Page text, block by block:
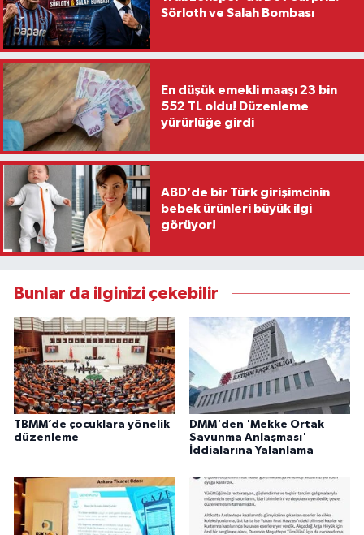
Sörloth ve Salah Bombası
En düşük emekli maaşı 23 bin
552 TL oldu! Düzenleme
yürürlüğe girdi
ABD’de bir Türk girişimcinin
bebek ürünleri büyük ilgi
görüyor!
Bunlar da ilginizi çekebilir
TBMM’de çocuklara yönelik
düzenleme
DMM'den 'Mekke Ortak
Savunma Anlaşması'
İddialarına Yalanlama